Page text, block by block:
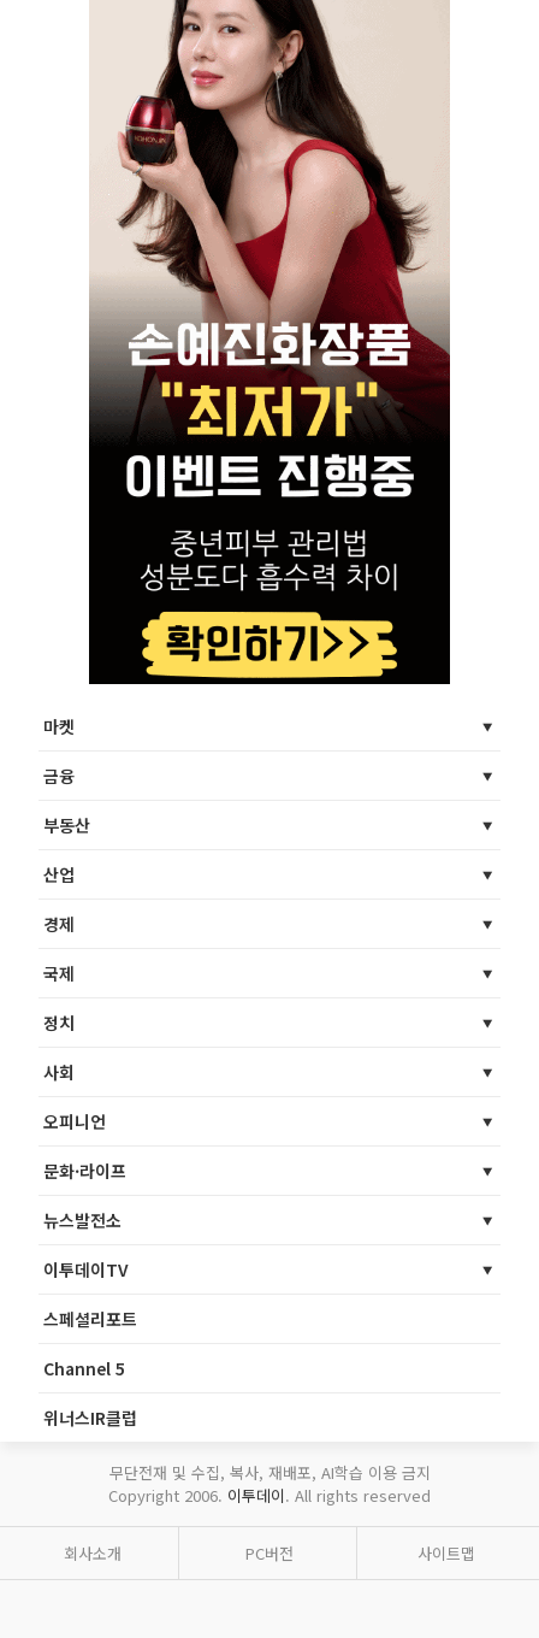
마켓
금융
부동산
산업
경제
국제
정치
사회
오피니언
문화·라이프
뉴스발전소
이투데이TV
스페셜리포트
Channel 5
위너스IR클럽
무단전재 및 수집, 복사, 재배포, AI학습 이용 금지
Copyright 2006. 이투데이. All rights reserved
회사소개 PC버전 사이트맵